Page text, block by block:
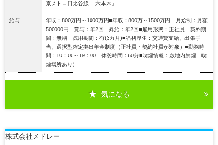
京メトロ日比谷線 「六本木」…
給与
年収：800万円～1000万円■年収：800万～1500万円 月給制：月額
500000円 賞与：年2回 昇給：年2回■雇用形態：正社員 契約期
間：無期 試用期間：有(3カ月)■福利厚生：交通費支給、出張手
当、選択型確定拠出年金制度（正社員・契約社員が対象）■勤務時
間：10：00～19：00 休憩時間：60分■喫煙情報：敷地内禁煙（喫
煙場所あり）
気になる
株式会社メドレー